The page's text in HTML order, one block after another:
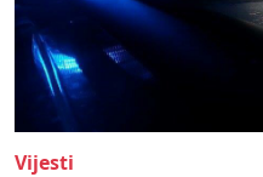
Vijesti